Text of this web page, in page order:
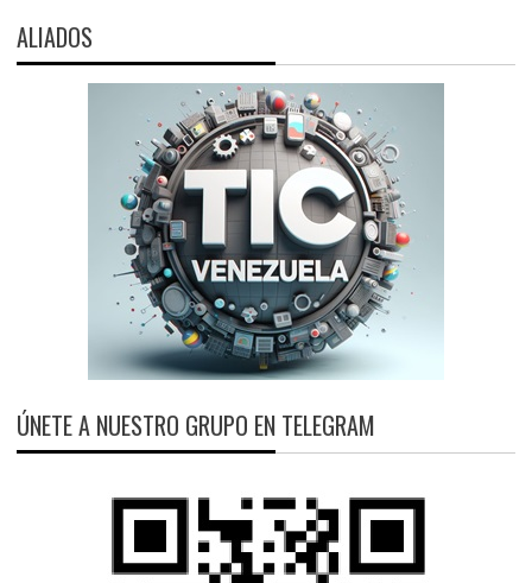
ALIADOS
ÚNETE A NUESTRO GRUPO EN TELEGRAM